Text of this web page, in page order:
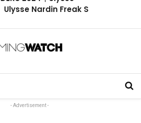
- Advertisement -
Ulysse Nardin Freak S